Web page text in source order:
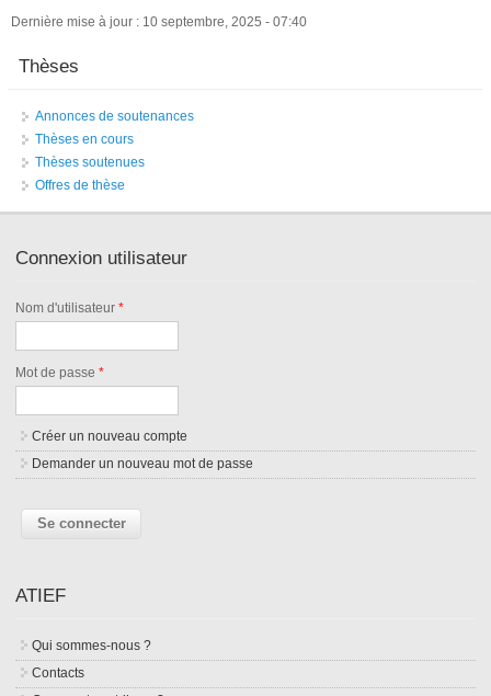
Dernière mise à jour : 10 septembre, 2025 - 07:40
Thèses
Annonces de soutenances
Thèses en cours
Thèses soutenues
Offres de thèse
Connexion utilisateur
Nom d'utilisateur*
Mot de passe*
Créer un nouveau compte
Demander un nouveau mot de passe
ATIEF
Qui sommes-nous ?
Contacts